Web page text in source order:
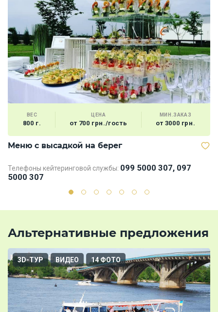
ВЕС
800 г.
ЦЕНА
от 700 грн./гость
МИН.ЗАКАЗ
от 3000 грн.
Меню с высадкой на берег
Телефоны кейтеринговой службы: 099 5000 307, 097
5000 307
Альтернативные предложения
3D-ТУР ВИДЕО 14 ФОТО